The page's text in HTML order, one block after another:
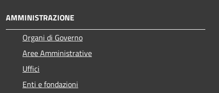
AMMINISTRAZIONE
Organi di Governo
Aree Amministrative
Uffici
Enti e fondazioni